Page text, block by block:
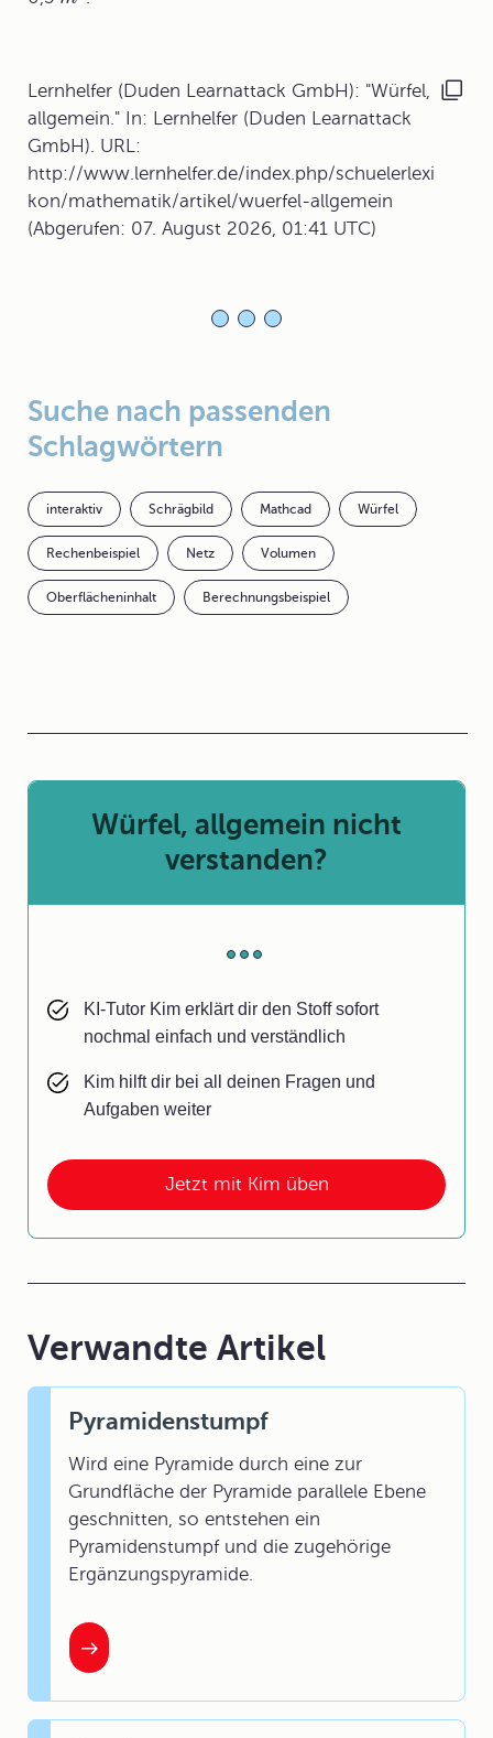
Lernhelfer (Duden Learnattack GmbH): "Würfel,
allgemein." In: Lernhelfer (Duden Learnattack
GmbH). URL:
http://www.lernhelfer.de/index.php/schuelerlexi
kon/mathematik/artikel/wuerfel-allgemein
(Abgerufen: 07. August 2026, 01:41 UTC)
Suche nach passenden
Schlagwörtern
interaktiv Schrägbild Mathcad Würfel
Rechenbeispiel Netz Volumen
Oberflächeninhalt Berechnungsbeispiel
Jetzt mit Kim üben
Würfel, allgemein nicht
verstanden?
KI-Tutor Kim erklärt dir den Stoff sofort
nochmal einfach und verständlich
Kim hilft dir bei all deinen Fragen und
Aufgaben weiter
Verwandte Artikel
Pyramidenstumpf
Wird eine Pyramide durch eine zur
Grundfläche der Pyramide parallele Ebene
geschnitten, so entstehen ein
Pyramidenstumpf und die zugehörige
Ergänzungspyramide.